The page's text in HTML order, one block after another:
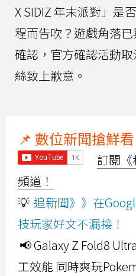
X SIDIZ 年末派對」是
程而告吹？遊戲角落已
確認，官方確認活動
絲致上歉意。
📌 數位新聞搶鮮看
訂閱《
頻道！
💡 追新聞》》在
技玩家好文不漏接！
📢 Galaxy Z Fold8
工效能 同時爽玩